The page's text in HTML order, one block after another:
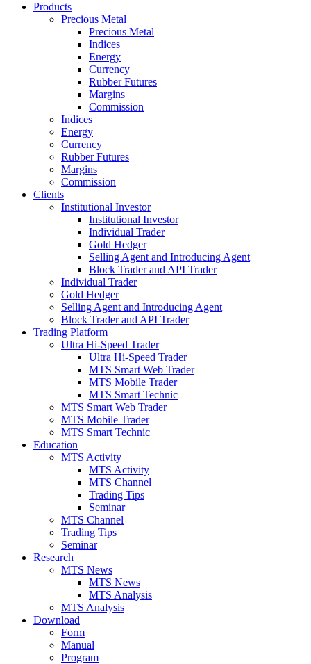
Products
Precious Metal
Precious Metal
Indices
Energy
Currency
Rubber Futures
Margins
Commission
Indices
Energy
Currency
Rubber Futures
Margins
Commission
Clients
Institutional Investor
Institutional Investor
Individual Trader
Gold Hedger
Selling Agent and Introducing Agent
Block Trader and API Trader
Individual Trader
Gold Hedger
Selling Agent and Introducing Agent
Block Trader and API Trader
Trading Platform
Ultra Hi-Speed Trader
Ultra Hi-Speed Trader
MTS Smart Web Trader
MTS Mobile Trader
MTS Smart Technic
MTS Smart Web Trader
MTS Mobile Trader
MTS Smart Technic
Education
MTS Activity
MTS Activity
MTS Channel
Trading Tips
Seminar
MTS Channel
Trading Tips
Seminar
Research
MTS News
MTS News
MTS Analysis
MTS Analysis
Download
Form
Manual
Program